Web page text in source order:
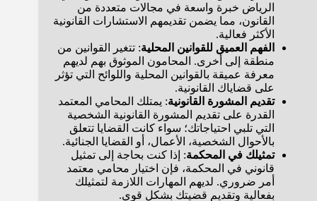
الرياض خبرة واسعة في مجالات متعددة من
القانون، مما يضمن تقديمهم الاستشارات القانونية
الأكثر فعالية.
الفهم العميق للقوانين المحلية: تتغير القوانين من
منطقة إلى أخرى. المحامون الموثوق بهم لديهم
معرفة عميقة بالقوانين المحلية واللوائح التي تؤثر
على قضاياك القانونية.
تقديم المشورة القانونية: يمتلك المحامي المعتمد
القدرة على تقديم المشورة القانونية الشخصية
التي تلبي احتياجاتك؛ سواء كانت القضايا تتعلق
بالأحوال الشخصية، الأعمال، أو القضايا الجنائية.
تمثيلك في المحكمة: إذا كنت بحاجة إلى تمثيل
قانوني في المحكمة، فإن اختيار محامي معتمد
أمر ضروري. لديهم المهارات اللازمة لتمثيلك
بفعالية وتقديم قضيتك بشكل قوي.